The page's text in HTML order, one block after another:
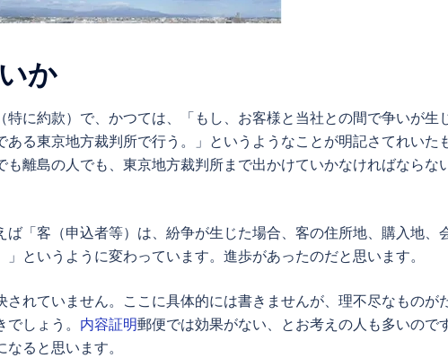
か
に約款）で、かつては、「もし、お客様と当社との間で争いが生じ
る東京地方裁判所で行う。」というようなことが明記さてれいた
離島の人でも、東京地方裁判所まで出かけていかなければならな
「客（申込者等）は、紛争が生じた場合、客の住所地、購入地、
というように変わっています。進歩があったのだと思います。
れていません。ここに具体的には書きませんが、理不尽なものが
しょう。 内容証明郵便では効果がない、とお考えの人も多いので
ると思います。